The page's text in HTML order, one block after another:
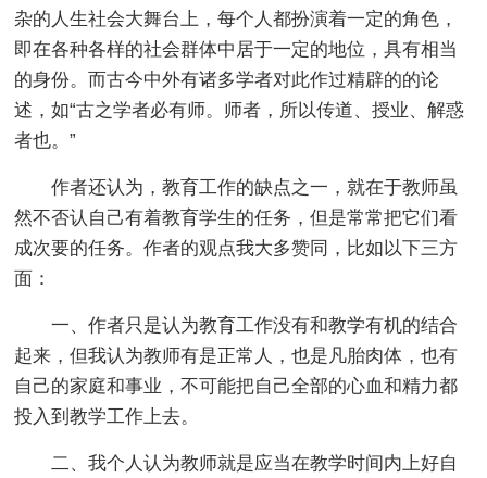
杂的人生社会大舞台上，每个人都扮演着一定的角色，
即在各种各样的社会群体中居于一定的地位，具有相当
的身份。而古今中外有诸多学者对此作过精辟的的论
述，如“古之学者必有师。师者，所以传道、授业、解惑
者也。”
作者还认为，教育工作的缺点之一，就在于教师虽
然不否认自己有着教育学生的任务，但是常常把它们看
成次要的任务。作者的观点我大多赞同，比如以下三方
面：
一、作者只是认为教育工作没有和教学有机的结合
起来，但我认为教师有是正常人，也是凡胎肉体，也有
自己的家庭和事业，不可能把自己全部的心血和精力都
投入到教学工作上去。
二、我个人认为教师就是应当在教学时间内上好自